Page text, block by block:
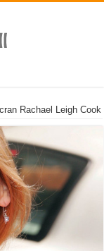
Rachael Leigh Cook